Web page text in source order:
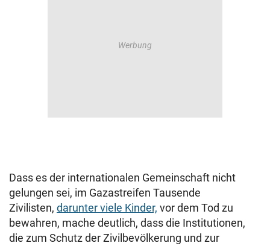
Dass es der internationalen Gemeinschaft nicht
gelungen sei, im Gazastreifen Tausende
Zivilisten, darunter viele Kinder, vor dem Tod zu
bewahren, mache deutlich, dass die Institutionen,
die zum Schutz der Zivilbevölkerung und zur